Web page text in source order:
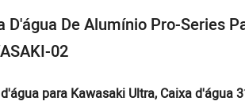
D'água De Alumínio Pro-Series
02
para Kawasaki Ultra, Caixa d'água